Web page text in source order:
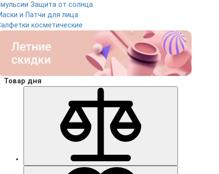
Защита от солнца
и Патчи для лица
косметические
Товар дня